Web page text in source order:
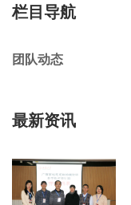
栏目导航
团队动态
最新资讯